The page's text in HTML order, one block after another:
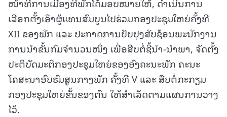
ໜ້າທີ່ການເມືອງທີ່ພັກໄດ້ມອບໝາຍໃຫ້, ດໍາເນີນການ
ເລືອກຕັ້ງເອົາຜູ້ແທນສົມບູນໄປຮ່ວມກອງປະຊຸມໃຫຍ່ຄັ້ງທີ
XII ຂອງພັກ ແລະ ປະກາດການປັບປຸງສັບຊ້ອນພະນັກງານ
ການນໍາຂັ້ນກົມຈໍານວນໜຶ່ງ ເພື່ອສືບຕໍ່ຊີ້ນໍາ-ນໍາພາ, ຈັດຕັ້ງ
ປະຕິບັດມະຕິກອງປະຊຸມໃຫຍ່ຂອງອົງຄະນະພັກ ຄະນະ
ໂຄສະນາອົບຮົມສູນກາງພັກ ຄັ້ງທີ V ແລະ ສືບຕໍ່ກະກຽມ
ກອງປະຊຸມໃຫຍ່ຂັ້ນຂອງຕົນ ໃຫ້ສຳເລັດຕາມແຜນການວາງ
ໄວ້.